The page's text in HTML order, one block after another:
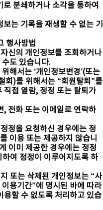
분쇄하거나 소각을 통하여
는 기록을 재생할 수 없는 기
행사방법
신의 개인정보를 조회하거나
도 있습니다.
해서는 ‘개인정보변경’(또는
회)를 위해서는 “회원탈퇴”를
직접 열람, 정정 또는 탈퇴가
전화 또는 이메일로 연락하
정을 요청하신 경우에는 정
이용 또는 제공하지 않습니
이미 제공한 경우에는 정정
여 정정이 이루어지도록 하
또는 삭제된 개인정보는 “사
용기간”에 명시된 바에 따라
용할 수 없도록 처리하고 있습